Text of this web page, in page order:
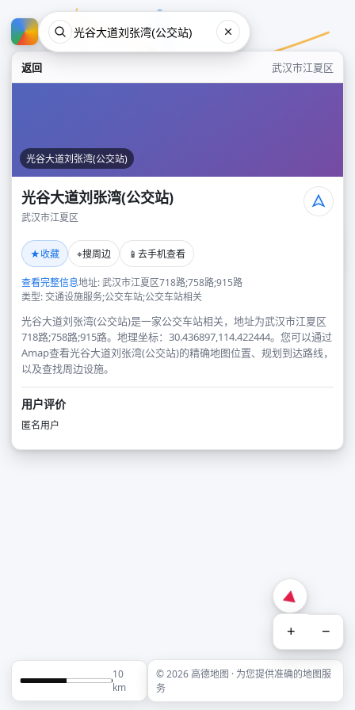
返回 武汉市江夏区
光谷大道刘张湾(公交站)
光谷大道刘张湾(公交站)
武汉市江夏区
★收藏 ⌖搜周边 📱 去手机查看
查看完整信息地址: 武汉市江夏区718路;758路;915路
类型: 交通设施服务;公交车站;公交车站相关
光谷大道刘张湾(公交站)是一家公交车站相关，地址为武汉市江夏区
718路;758路;915路。地理坐标：30.436897,114.422444。您可以通过
Amap查看光谷大道刘张湾(公交站)的精确地图位置、规划到达路线，
以及查找周边设施。
用户评价
匿名用户
+ −
10
km
© 2026 高德地图 · 为您提供准确的地图服
务